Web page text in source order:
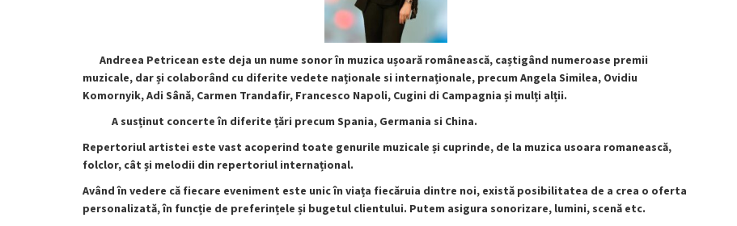
Andreea Petricean este deja un nume sonor în muzica ușoară românească, caștigând numeroase premii
muzicale, dar și colaborând cu diferite vedete naționale si internaționale, precum Angela Similea, Ovidiu
Komornyik, Adi Sână, Carmen Trandafir, Francesco Napoli, Cugini di Campagnia și mulți alții.
A susținut concerte în diferite țări precum Spania, Germania si China.
Repertoriul artistei este vast acoperind toate genurile muzicale și cuprinde, de la muzica usoara romanească,
folclor, cât și melodii din repertoriul internațional.
Având în vedere că fiecare eveniment este unic în viața fiecăruia dintre noi, există posibilitatea de a crea o oferta
personalizată, în funcție de preferințele și bugetul clientului. Putem asigura sonorizare, lumini, scenă etc.